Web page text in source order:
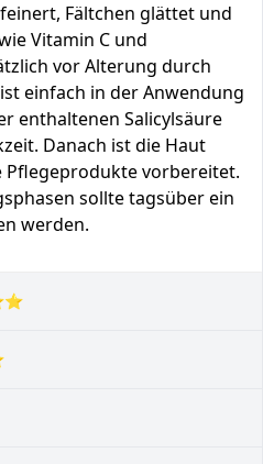
Fältchen glättet und
Vitamin C und
vor Alterung durch
einfach in der Anwendung
enthaltenen Salicylsäure
Danach ist die Haut
vorbereitet.
sollte tagsüber ein
werden.